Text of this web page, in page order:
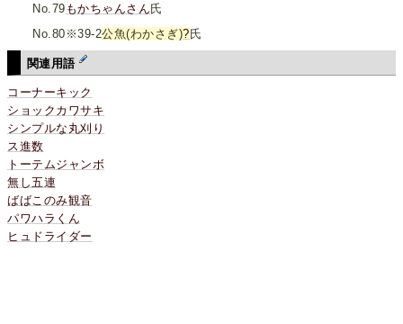
No.79 もかちゃんさん氏
No.80※39-2公魚(わかさぎ)?氏
関連用語
コーナーキック
ショックカワサキ
シンプルな丸刈り
ス進数
トーテムジャンボ
無し五連
ばばこのみ観音
パワハラくん
ヒュドライダー